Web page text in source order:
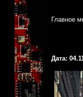
Главное
Дата: